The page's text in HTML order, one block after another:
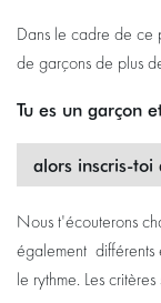
Dans le cadre de ce
de garçons de plus
Tu es un garçon
alors inscris-
Nous t'écouterons
également différents
le rythme. Les